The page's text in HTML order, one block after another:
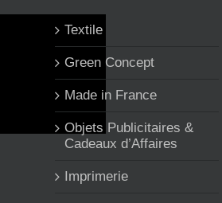
Textile
Green Concept
Made in France
Objets Publicitaires &
Cadeaux d’Affaires
Imprimerie